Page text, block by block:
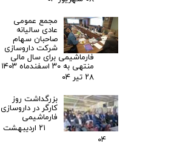
مجمع عمومی
عادی سالیانه
صاحبان سهام
شرکت داروسازی
فارماشیمی برای سال مالی
منتهی به ۳۰ اسفندماه ۱۴۰۳
۲۸ تیر ۰۴
بزرگداشت روز
کارگر در داروسازی
فارماشیمی
۲۱ اردیبهشت
۰۴